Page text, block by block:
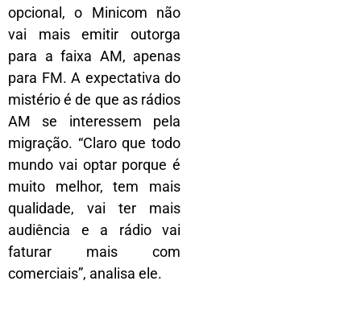
opcional, o Minicom não
vai mais emitir outorga
para a faixa AM, apenas
para FM. A expectativa do
mistério é de que as rádios
AM se interessem pela
migração. “Claro que todo
mundo vai optar porque é
muito melhor, tem mais
qualidade, vai ter mais
audiência e a rádio vai
faturar mais com
comerciais”, analisa ele.